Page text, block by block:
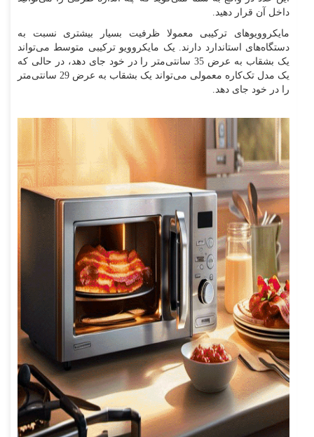
داخل آن قرار دهید.
مایکروویوهای ترکیبی معمولا ظرفیت بسیار بیشتری نسبت به
دستگاه‌های استاندارد دارند. یک مایکروویو ترکیبی متوسط می‌تواند
یک بشقاب به عرض 35 سانتی‌متر را در خود جای دهد، در حالی که
یک مدل تک‌کاره معمولی می‌تواند یک بشقاب به عرض 29 سانتی‌متر
را در خود جای دهد.